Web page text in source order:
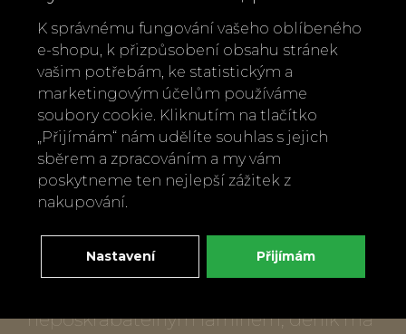
Rozměry: 15,5 x 21,5 cm, větší A5, 134
stran
Deník obsahuje kolonky název knihy,
autor, žánr, nakladatelství, rok vydání,
datum četby, poznámky, oblíbený citát,
hodnocení knihy. Navíc je proložen
citáty a doplněn ilustracemi od české
výtvarnice Báry z Nikolajky.
Recyklovaný papír a barvy splňující
normy REACH, desky deníku jsou
nepoškrabatelným laminem, deník má
K správnému fungování vašeho oblíbeného
e-shopu, k přizpůsobení obsahu stránek
vašim potřebám, ke statistickým a
marketingovým účelům používáme
soubory cookie. Kliknutím na tlačítko
„Přijímám“ nám udělíte souhlas s jejich
sběrem a zpracováním a my vám
poskytneme ten nejlepší zážitek z
nakupování.
Nastavení Přijímám